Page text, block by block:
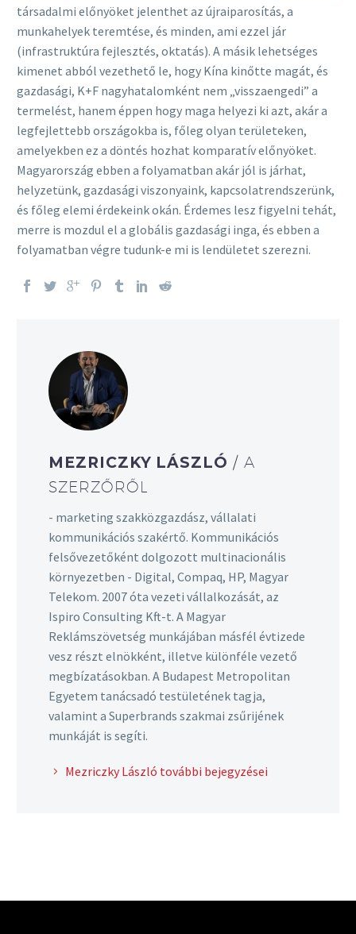
társadalmi előnyöket jelenthet az újraiparosítás, a
munkahelyek teremtése, és minden, ami ezzel jár
(infrastruktúra fejlesztés, oktatás). A másik lehetséges
kimenet abból vezethető le, hogy Kína kinőtte magát, és
gazdasági, K+F nagyhatalomként nem „visszaengedi” a
termelést, hanem éppen hogy maga helyezi ki azt, akár a
legfejlettebb országokba is, főleg olyan területeken,
amelyekben ez a döntés hozhat komparatív előnyöket.
Magyarország ebben a folyamatban akár jól is járhat,
helyzetünk, gazdasági viszonyaink, kapcsolatrendszerünk,
és főleg elemi érdekeink okán. Érdemes lesz figyelni tehát,
merre is mozdul el a globális gazdasági inga, és ebben a
folyamatban végre tudunk-e mi is lendületet szerezni.
MEZRICZKY LÁSZLÓ/ A
SZERZŐRŐL
- marketing szakközgazdász, vállalati
kommunikációs szakértő. Kommunikációs
felsővezetőként dolgozott multinacionális
környezetben - Digital, Compaq, HP, Magyar
Telekom. 2007 óta vezeti vállalkozását, az
Ispiro Consulting Kft-t. A Magyar
Reklámszövetség munkájában másfél évtizede
vesz részt elnökként, illetve különféle vezető
megbízatásokban. A Budapest Metropolitan
Egyetem tanácsadó testületének tagja,
valamint a Superbrands szakmai zsűrijének
munkáját is segíti.
Mezriczky László további bejegyzései